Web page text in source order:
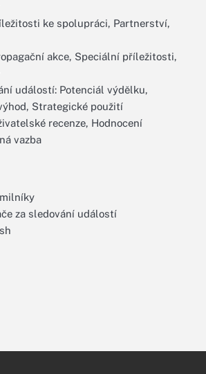
ke spolupráci, Partnerství,
akce, Speciální příležitosti,
událostí: Potenciál výdělku,
Strategické použití
recenze, Hodnocení
vazba
za sledování událostí